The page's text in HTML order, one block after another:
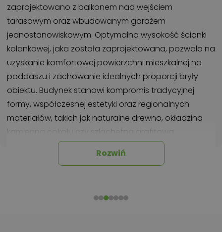
zaprojektowano z balkonem nad wejściem
tarasowym oraz wbudowanym garażem
jednostanowiskowym. Optymalna wysokość ścianki
kolankowej, jaka została zaprojektowana, pozwala na
uzyskanie komfortowej powierzchni mieszkalnej na
poddaszu i zachowanie idealnych proporcji bryły
obiektu. Budynek stanowi kompromis tradycyjnej
formy, współczesnej estetyki oraz regionalnych
materiałów, takich jak naturalne drewno, okładzina
kamienna cokołu czy szlachetna grafitowa
dachówka. Funkcjonalne wnętrze zakłada strefę
dzienną na parterze oraz w pełni rozkładową strefę
tarasem, który doskonale sprawdzi się jako miejsce na
Rozwiń